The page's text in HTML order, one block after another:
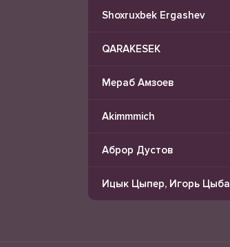
Shoxruxbek Ergashev
QARAKESEK
Мераб Амзоев
Akimmmich
Аброр Дустов
Ицык Цыпер, Игорь Цыба